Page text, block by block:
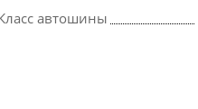
автошины